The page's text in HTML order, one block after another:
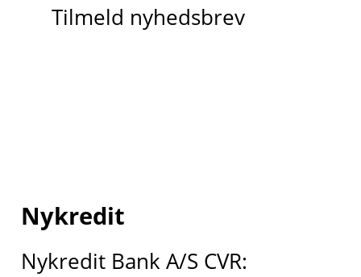
Tilmeld nyhedsbrev
Nykredit
Nykredit Bank A/S CVR: